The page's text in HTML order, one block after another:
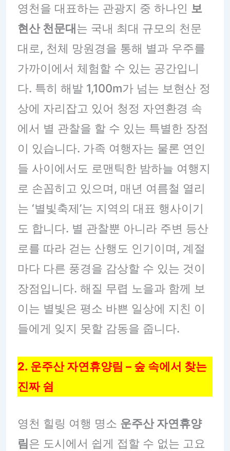
영천을 대표하는 관광지 중 하나인 보
현산 천문대 는 국내 최대 규모의 천문
대로, 천체 망원경을 통해 별과 우주를
가까이에서 체험할 수 있는 공간입니
다. 특히 해발 1,100m가 넘는 보현산 정
상에 자리잡고 있어 청정 자연환경 속
에서 별 관찰을 할 수 있는 특별한 장점
이 있습니다. 가족 여행자는 물론 연인
들 사이에서도 로맨틱한 밤하늘 여행지
로 손꼽히고 있으며, 매년 여름철 열리
는 ‘별빛축제’는 지역의 대표 행사이기
도 합니다. 별 관찰뿐 아니라 주변 등산
로를 따라 걷는 산행도 인기이며, 계절
마다 다른 풍경을 감상할 수 있는 것이
장점입니다. 해질 무렵 노을과 함께 보
이는 별빛은 평소 바쁜 일상에 지친 이
들에게 잊지 못할 감동을 줍니다.
2. 운주산 자연휴양림 – 숲 속에서 찾는
진짜 쉼
영천 힐링 여행 명소 운주산 자연휴양
림 은 도시에서 쉽게 접할 수 없는 고요